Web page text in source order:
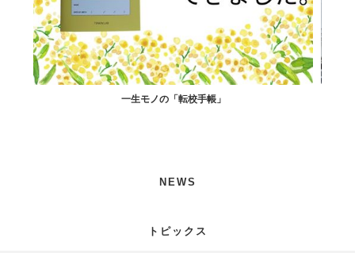
一生モノの「転校手帳」
NEWS
トピックス